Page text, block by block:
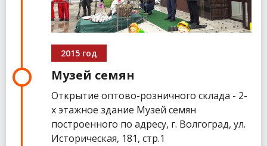
2015 год
Музей семян
Открытие оптово-розничного склада - 2-
х этажное здание Музей семян
построенного по адресу, г. Волгоград, ул.
Историческая, 181, стр.1